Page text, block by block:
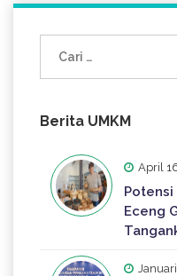
untuk:
Berita UMKM
April
Potensi
Eceng